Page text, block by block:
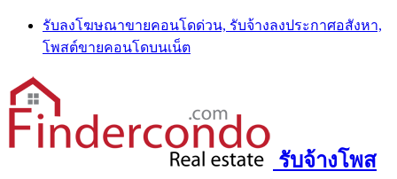
Skip
content
รับลงโฆษณาขายคอนโดด่วน, รับจ้างลงประกาศอสังหา,
โพสต์ขายคอนโดบนเน็ต
รับจ้างโพส